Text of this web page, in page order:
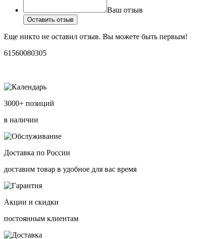
Ваш отзыв
Оставить отзыв
Еще никто не оставил отзыв. Вы можете быть первым!
61560080305
3000+ позиций
в наличии
Доставка по России
доставим товар в удобное для вас время
Акции и скидки
постоянным клиентам